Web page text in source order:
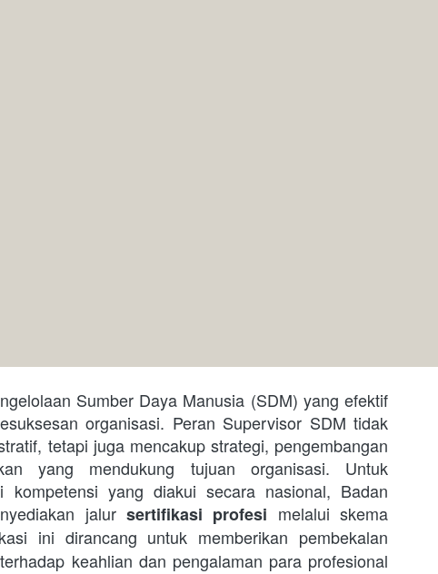
organisasi. Peran Supervisor SDM tidak
tetapi juga mencakup strategi, pengembangan
yang mendukung tujuan organisasi. Untuk
kompetensi yang diakui secara nasional, Badan
jalur sertifikasi profesi
ini dirancang untuk memberikan pembekalan
keahlian dan pengalaman para profesional